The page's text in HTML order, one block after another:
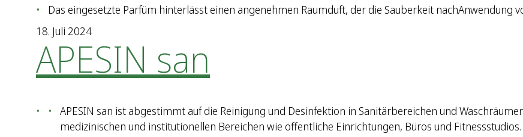
Das eingesetzte Parfüm hinterlässt einen angenehmen Raumduft, der die Sauberkeit nachAnwendung
18. Juli 2024
APESIN san
APESIN san ist abgestimmt auf die Reinigung und Desinfektion in Sanitärbereichen und
medizinischen und institutionellen Bereichen wie öffentliche Einrichtungen, Büros und Fitnessstudios.